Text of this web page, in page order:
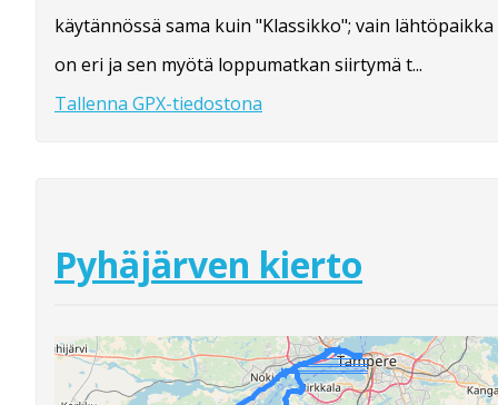
käytännössä sama kuin "Klassikko"; vain lähtöpaikka
on eri ja sen myötä loppumatkan siirtymä t...
Tallenna GPX-tiedostona
Pyhäjärven kierto